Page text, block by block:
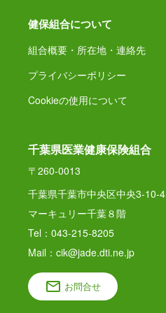
健保組合について
組合概要・所在地・連絡先
プライバシーポリシー
Cookieの使用について
千葉県医業健康保険組合
〒260-0013
千葉県千葉市中央区中央3-10-4
マーキュリー千葉８階
Tel：043-215-8205
Mail：cik@jade.dti.ne.jp
お問合せ